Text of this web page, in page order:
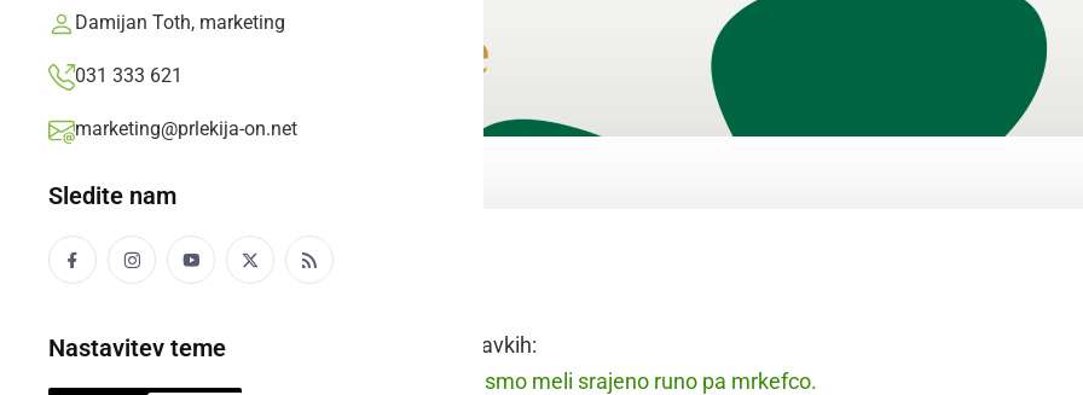
Damijan Toth, marketing
031 333 621
marketing@prlekija-on.net
Sledite nam
Nastavitev teme
shramba
Raba besede v stavkih:
F kamuri smo meli srajeno runo pa mrkefco.